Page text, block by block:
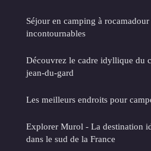
Séjour en camping à rocamadour
incontournables
Découvrez le cadre idyllique du
jean-du-gard
Les meilleurs endroits pour
Explorer Murol - La destination
dans le sud de la France